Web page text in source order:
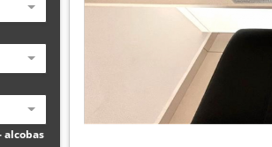
alcobas